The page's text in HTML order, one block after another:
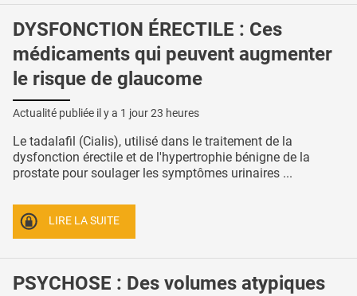
DYSFONCTION ÉRECTILE : Ces
médicaments qui peuvent augmenter
le risque de glaucome
Actualité publiée il y a 1 jour 23 heures
Le tadalafil (Cialis), utilisé dans le traitement de la
dysfonction érectile et de l'hypertrophie bénigne de la
prostate pour soulager les symptômes urinaires ...
LIRE LA SUITE
PSYCHOSE : Des volumes atypiques